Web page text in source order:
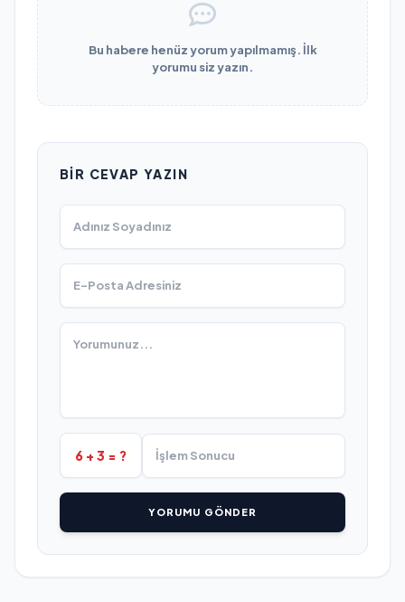
Bu habere henüz yorum yapılmamış. İlk
yorumu siz yazın.
BIR CEVAP YAZIN
6 + 3 = ?
YORUMU GÖNDER